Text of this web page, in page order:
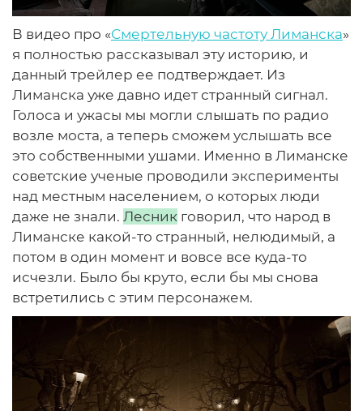
В видео про «Смертельную частоту Лиманска»
я полностью рассказывал эту историю, и
данный трейлер ее подтверждает. Из
Лиманска уже давно идет странный сигнал.
Голоса и ужасы мы могли слышать по радио
возле моста, а теперь сможем услышать все
это собственными ушами. Именно в Лиманске
советские ученые проводили эксперименты
над местным населением, о которых люди
даже не знали. Лесник говорил, что народ в
Лиманске какой-то странный, нелюдимый, а
потом в один момент и вовсе все куда-то
исчезли. Было бы круто, если бы мы снова
встретились с этим персонажем.